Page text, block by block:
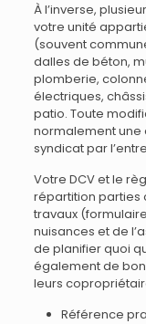
À l’inverse,
votre unité
(souvent
dalles de béton,
plomberie,
électriques,
patio. Toute
normalement une
syndicat par
Votre DCV et le
répartition parties
travaux
nuisances et de
de planifier quoi
également de
leurs
Référence